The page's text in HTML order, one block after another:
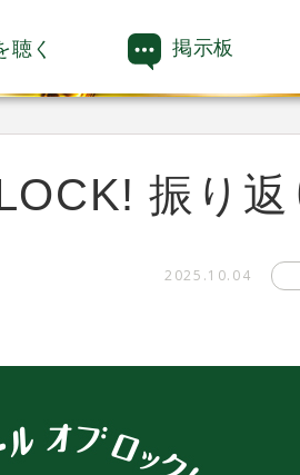
聴く 掲示板
振り返
2025.10.04